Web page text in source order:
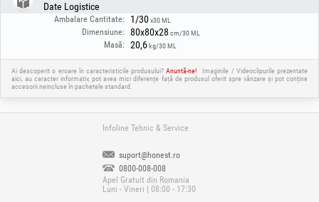
Date Logistice
Ambalare Cantitate: 1/30x30 ML
Dimensiune: 80x80x28 cm/30 ML
Masă: 20,6 kg/30 ML
Ai descoperit o eroare în caracteristicile produsului?Anuntă-ne!
Imaginile / Videoclipurile prezentate
aici, au caracter informativ, pot avea mici diferențe față de produsul oferit spre vânzare și pot conține
accesorii neincluse în pachetele standard.
Infoline Tehnic & Service
suport@honest.ro
0800-008-008
Apel Gratuit din Romania
Luni - Vineri | 08:00 - 17:30